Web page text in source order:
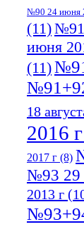
№90 24 июня
(11)№91
июня
(11)
18
2016 г
2017 г (8)
№93 29
2013 г